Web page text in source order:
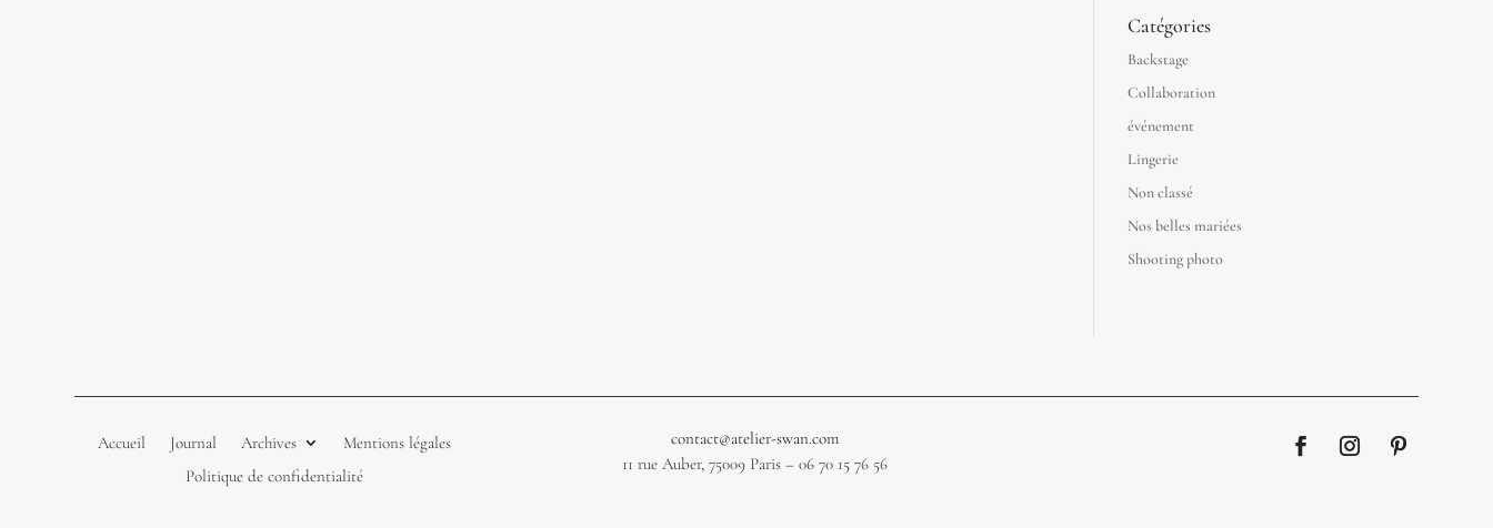
Catégories
Backstage
Collaboration
événement
Lingerie
Non classé
Nos belles mariées
Shooting photo
Accueil Journal Archives
Mentions légales
Politique de confidentialité
contact@atelier-swan.com
11 rue Auber, 75009 Paris – 06 70 15 76 56